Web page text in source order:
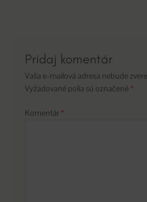
Pridaj komentár
Vaša e-mailová adresa nebude
Vyžadované polia sú označené *
Komentár*